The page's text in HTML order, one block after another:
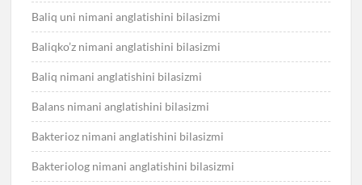
Baliq uni nimani anglatishini bilasizmi
Baliqko’z nimani anglatishini bilasizmi
Baliq nimani anglatishini bilasizmi
Balans nimani anglatishini bilasizmi
Bakterioz nimani anglatishini bilasizmi
Bakteriolog nimani anglatishini bilasizmi